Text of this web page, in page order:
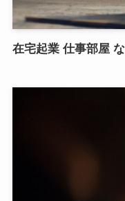
在宅起業 仕事部屋